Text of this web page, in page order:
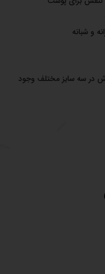
و شبانه
چسب جوش در سه سایز مختلف وجود